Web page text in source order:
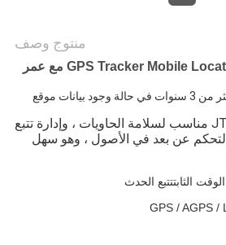
منتوج وصف
حاوية GPS Tracker Mobile Locator Mini Tracker مع عمر
JT704 قادر على العمل لأكثر من 3 سنوات في حالة وجود بيانات موقع